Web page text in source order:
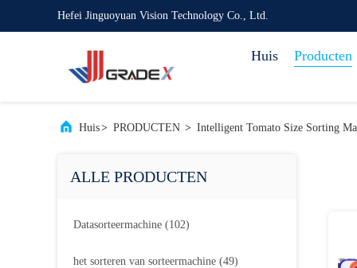
Hefei Jinguoyuan Vision Technology Co., Ltd.
Huis Producten
Huis> PRODUCTEN > Intelligent Tomato Size Sorting
ALLE PRODUCTEN
Datasorteermachine (102)
het sorteren van sorteermachine (49)